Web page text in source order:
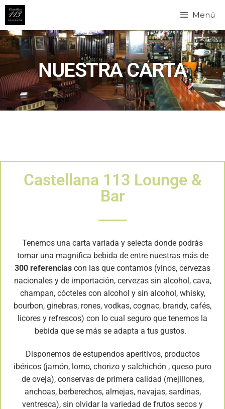
Menú
NUESTRA CARTA
Castellana 113 Lounge &
Bar
Tenemos una carta variada y selecta donde podrás
tomar una magnifica bebida de entre nuestras más de
300 referencias con las que contamos (vinos, cervezas
nacionales y de importación, cervezas sin alcohol, cava,
champan, cócteles con alcohol y sin alcohol, whisky,
bourbon, ginebras, rones, vodkas, cognac, brandy, cafés,
licores y refrescos) con lo cual seguro que tenemos la
bebida que se más se adapta a tus gustos.
Disponemos de estupendos aperitivos, productos
ibéricos (jamón, lomo, chorizo y salchichón , queso puro
de oveja), conservas de primera calidad (mejillones,
anchoas, berberechos, almejas, navajas, sardinas,
ventresca), sin olvidar la variedad de frutos secos y